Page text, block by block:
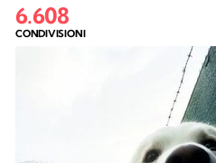
6.608
CONDIVISIONI